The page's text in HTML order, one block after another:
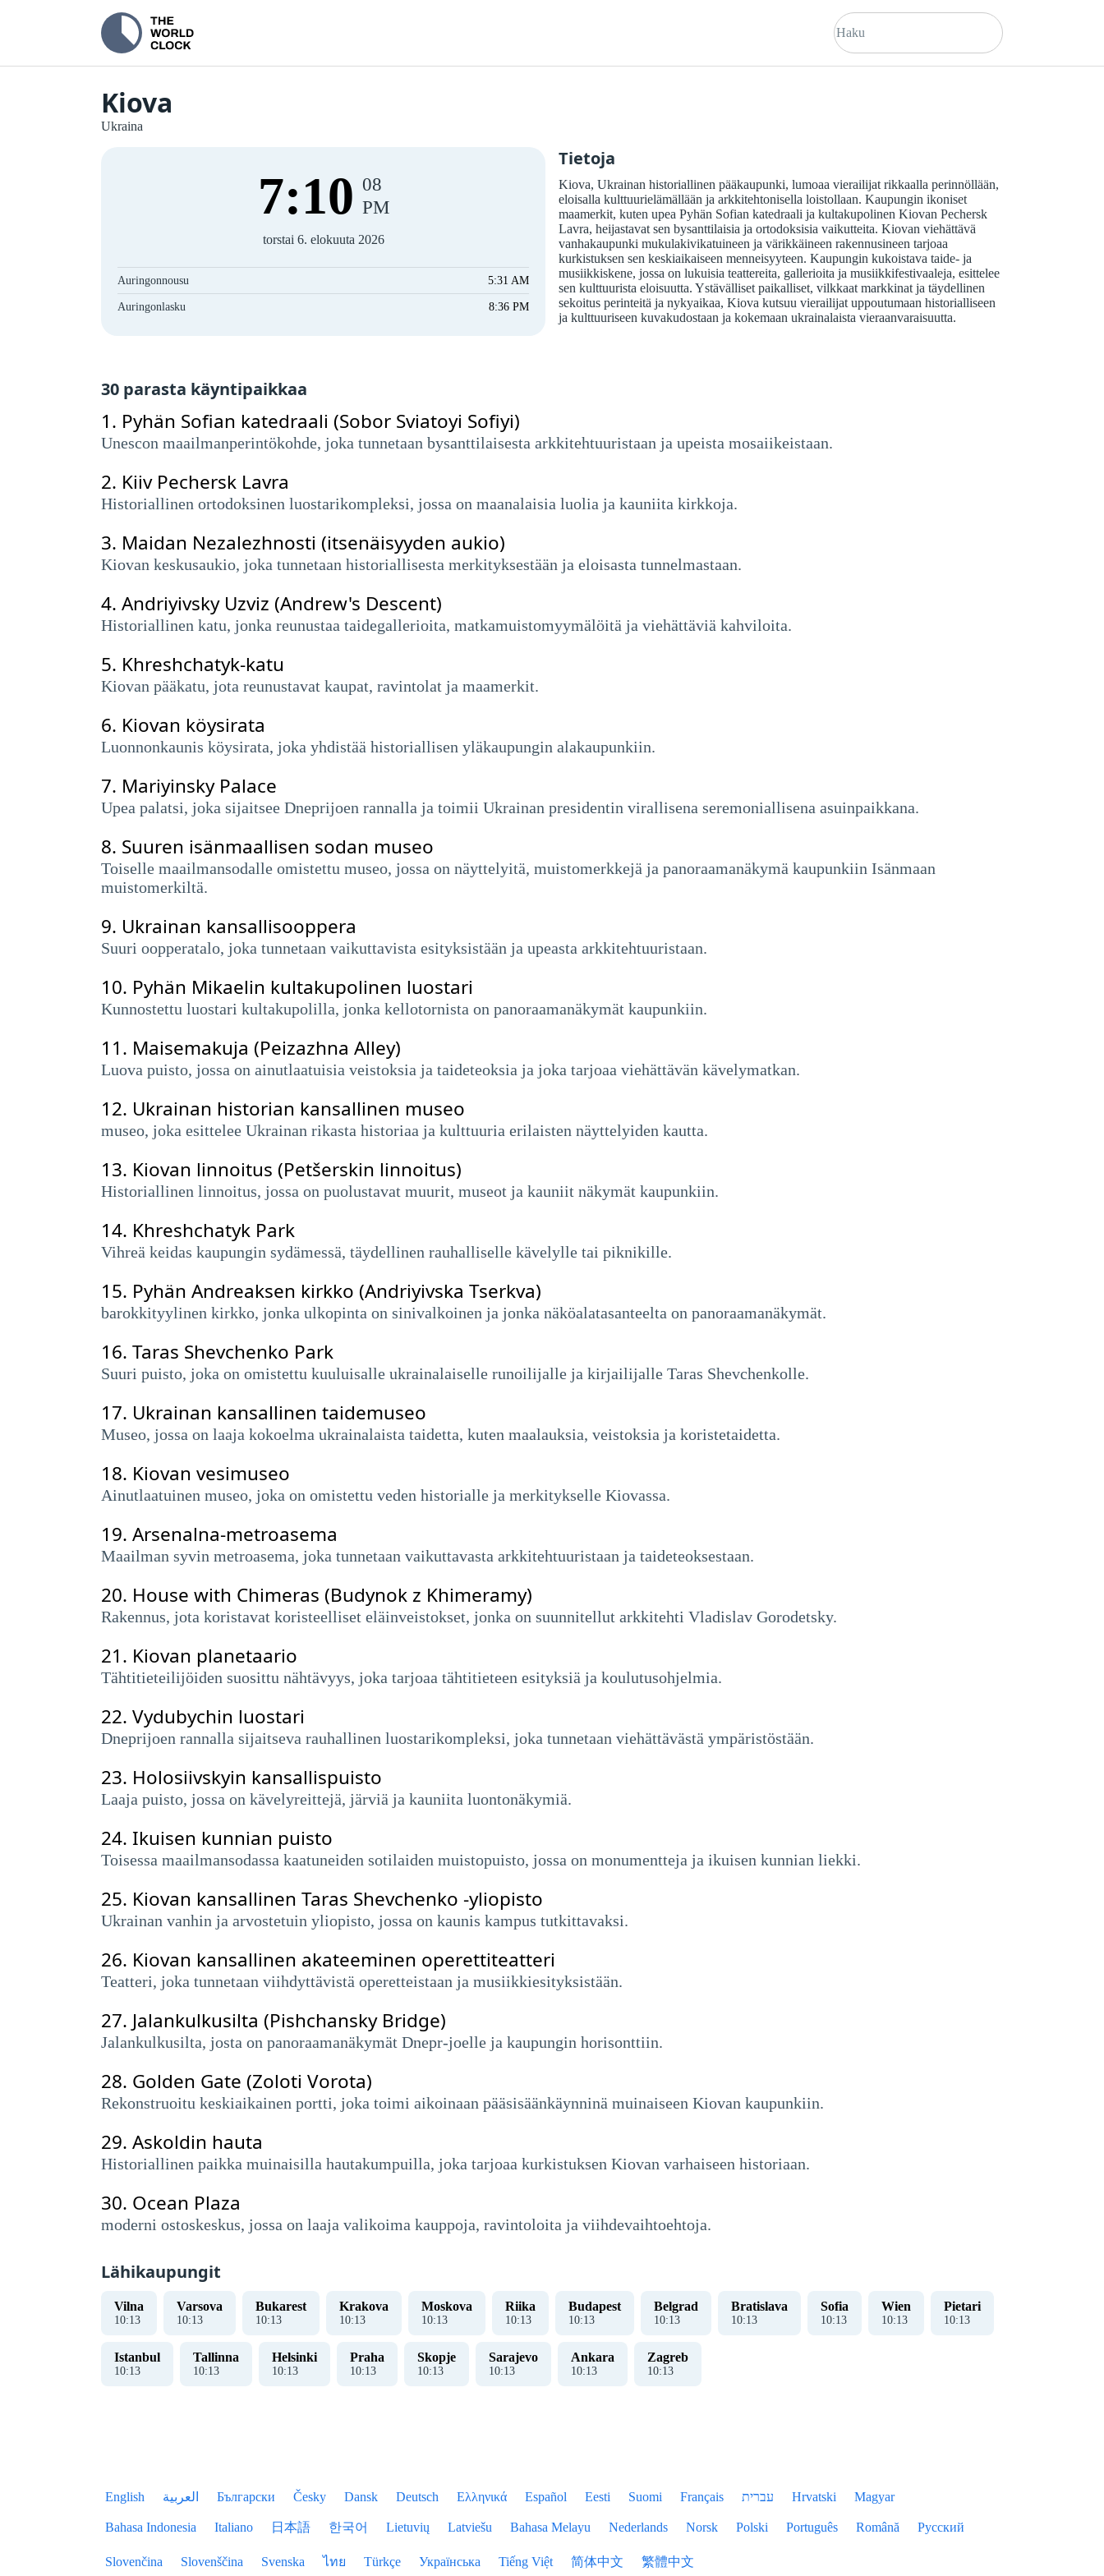
Kiova
Ukraina
7:10 08
PM
torstai 6. elokuuta 2026
Auringonnousu 5:31 AM
Auringonlasku 8:36 PM
Tietoja
Kiova, Ukrainan historiallinen pääkaupunki, lumoaa vierailijat rikkaalla perinnöllään,
eloisalla kulttuurielämällään ja arkkitehtonisella loistollaan. Kaupungin ikoniset
maamerkit, kuten upea Pyhän Sofian katedraali ja kultakupolinen Kiovan Pechersk
Lavra, heijastavat sen bysanttilaisia ​​ja ortodoksisia vaikutteita. Kiovan viehättävä
vanhakaupunki mukulakivikatuineen ja värikkäineen rakennusineen tarjoaa
kurkistuksen sen keskiaikaiseen menneisyyteen. Kaupungin kukoistava taide- ja
musiikkiskene, jossa on lukuisia teattereita, gallerioita ja musiikkifestivaaleja, esittelee
sen kulttuurista eloisuutta. Ystävälliset paikalliset, vilkkaat markkinat ja täydellinen
sekoitus perinteitä ja nykyaikaa, Kiova kutsuu vierailijat uppoutumaan historialliseen
ja kulttuuriseen kuvakudostaan ​​ja kokemaan ukrainalaista vieraanvaraisuutta.
30 parasta käyntipaikkaa
1. Pyhän Sofian katedraali (Sobor Sviatoyi Sofiyi)
Unescon maailmanperintökohde, joka tunnetaan bysanttilaisesta arkkitehtuuristaan ​​ja upeista mosaiikeistaan.
2. Kiiv Pechersk Lavra
Historiallinen ortodoksinen luostarikompleksi, jossa on maanalaisia ​​luolia ja kauniita kirkkoja.
3. Maidan Nezalezhnosti (itsenäisyyden aukio)
Kiovan keskusaukio, joka tunnetaan historiallisesta merkityksestään ja eloisasta tunnelmastaan.
4. Andriyivsky Uzviz (Andrew's Descent)
Historiallinen katu, jonka reunustaa taidegallerioita, matkamuistomyymälöitä ja viehättäviä kahviloita.
5. Khreshchatyk-katu
Kiovan pääkatu, jota reunustavat kaupat, ravintolat ja maamerkit.
6. Kiovan köysirata
Luonnonkaunis köysirata, joka yhdistää historiallisen yläkaupungin alakaupunkiin.
7. Mariyinsky Palace
Upea palatsi, joka sijaitsee Dneprijoen rannalla ja toimii Ukrainan presidentin virallisena seremoniallisena asuinpaikkana.
8. Suuren isänmaallisen sodan museo
Toiselle maailmansodalle omistettu museo, jossa on näyttelyitä, muistomerkkejä ja panoraamanäkymä kaupunkiin Isänmaan
muistomerkiltä.
9. Ukrainan kansallisooppera
Suuri oopperatalo, joka tunnetaan vaikuttavista esityksistään ja upeasta arkkitehtuuristaan.
10. Pyhän Mikaelin kultakupolinen luostari
Kunnostettu luostari kultakupolilla, jonka kellotornista on panoraamanäkymät kaupunkiin.
11. Maisemakuja (Peizazhna Alley)
Luova puisto, jossa on ainutlaatuisia veistoksia ja taideteoksia ja joka tarjoaa viehättävän kävelymatkan.
12. Ukrainan historian kansallinen museo
museo, joka esittelee Ukrainan rikasta historiaa ja kulttuuria erilaisten näyttelyiden kautta.
13. Kiovan linnoitus (Petšerskin linnoitus)
Historiallinen linnoitus, jossa on puolustavat muurit, museot ja kauniit näkymät kaupunkiin.
14. Khreshchatyk Park
Vihreä keidas kaupungin sydämessä, täydellinen rauhalliselle kävelylle tai piknikille.
15. Pyhän Andreaksen kirkko (Andriyivska Tserkva)
barokkityylinen kirkko, jonka ulkopinta on sinivalkoinen ja jonka näköalatasanteelta on panoraamanäkymät.
16. Taras Shevchenko Park
Suuri puisto, joka on omistettu kuuluisalle ukrainalaiselle runoilijalle ja kirjailijalle Taras Shevchenkolle.
17. Ukrainan kansallinen taidemuseo
Museo, jossa on laaja kokoelma ukrainalaista taidetta, kuten maalauksia, veistoksia ja koristetaidetta.
18. Kiovan vesimuseo
Ainutlaatuinen museo, joka on omistettu veden historialle ja merkitykselle Kiovassa.
19. Arsenalna-metroasema
Maailman syvin metroasema, joka tunnetaan vaikuttavasta arkkitehtuuristaan ​​ja taideteoksestaan.
20. House with Chimeras (Budynok z Khimeramy)
Rakennus, jota koristavat koristeelliset eläinveistokset, jonka on suunnitellut arkkitehti Vladislav Gorodetsky.
21. Kiovan planetaario
Tähtitieteilijöiden suosittu nähtävyys, joka tarjoaa tähtitieteen esityksiä ja koulutusohjelmia.
22. Vydubychin luostari
Dneprijoen rannalla sijaitseva rauhallinen luostarikompleksi, joka tunnetaan viehättävästä ympäristöstään.
23. Holosiivskyin kansallispuisto
Laaja puisto, jossa on kävelyreittejä, järviä ja kauniita luontonäkymiä.
24. Ikuisen kunnian puisto
Toisessa maailmansodassa kaatuneiden sotilaiden muistopuisto, jossa on monumentteja ja ikuisen kunnian liekki.
25. Kiovan kansallinen Taras Shevchenko -yliopisto
Ukrainan vanhin ja arvostetuin yliopisto, jossa on kaunis kampus tutkittavaksi.
26. Kiovan kansallinen akateeminen operettiteatteri
Teatteri, joka tunnetaan viihdyttävistä operetteistaan ​​ja musiikkiesityksistään.
27. Jalankulkusilta (Pishchansky Bridge)
Jalankulkusilta, josta on panoraamanäkymät Dnepr-joelle ja kaupungin horisonttiin.
28. Golden Gate (Zoloti Vorota)
Rekonstruoitu keskiaikainen portti, joka toimi aikoinaan pääsisäänkäynninä muinaiseen Kiovan kaupunkiin.
29. Askoldin hauta
Historiallinen paikka muinaisilla hautakumpuilla, joka tarjoaa kurkistuksen Kiovan varhaiseen historiaan.
30. Ocean Plaza
moderni ostoskeskus, jossa on laaja valikoima kauppoja, ravintoloita ja viihdevaihtoehtoja.
Lähikaupungit
Vilna
10:14
Varsova
10:14
Bukarest
10:14
Krakova
10:14
Moskova
10:14
Riika
10:14
Budapest
10:14
Belgrad
10:14
Bratislava
10:14
Sofia
10:14
Wien
10:14
Pietari
10:14
Istanbul
10:14
Tallinna
10:14
Helsinki
10:14
Praha
10:14
Skopje
10:14
Sarajevo
10:14
Ankara
10:14
Zagreb
10:14
English العربية Български Česky Dansk Deutsch Ελληνικά Español Eesti Suomi Français עברית Hrvatski Magyar
Bahasa Indonesia Italiano 日本語 한국어 Lietuvių Latviešu Bahasa Melayu Nederlands Norsk Polski Português Română Русский
Slovenčina Slovenščina Svenska ไทย Türkçe Українська Tiếng Việt 简体中文 繁體中文